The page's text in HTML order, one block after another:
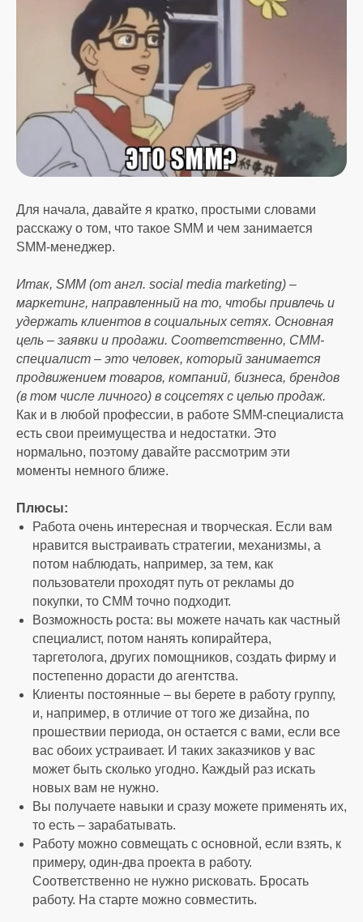
Для начала, давайте я кратко, простыми словами
расскажу о том, что такое SMM и чем занимается
SMM-менеджер.
Итак, SMM (от англ. social media marketing) –
маркетинг, направленный на то, чтобы привлечь и
удержать клиентов в социальных сетях. Основная
цель – заявки и продажи. Соответственно, СММ-
специалист – это человек, который занимается
продвижением товаров, компаний, бизнеса, брендов
(в том числе личного) в соцсетях с целью продаж.
Как и в любой профессии, в работе SMM-специалиста
есть свои преимущества и недостатки. Это
нормально, поэтому давайте рассмотрим эти
моменты немного ближе.
Плюсы:
Работа очень интересная и творческая. Если вам
нравится выстраивать стратегии, механизмы, а
потом наблюдать, например, за тем, как
пользователи проходят путь от рекламы до
покупки, то СММ точно подходит.
Возможность роста: вы можете начать как частный
специалист, потом нанять копирайтера,
таргетолога, других помощников, создать фирму и
постепенно дорасти до агентства.
Клиенты постоянные – вы берете в работу группу,
и, например, в отличие от того же дизайна, по
прошествии периода, он остается с вами, если все
вас обоих устраивает. И таких заказчиков у вас
может быть сколько угодно. Каждый раз искать
новых вам не нужно.
Вы получаете навыки и сразу можете применять их,
то есть – зарабатывать.
Работу можно совмещать с основной, если взять, к
примеру, один-два проекта в работу.
Соответственно не нужно рисковать. Бросать
работу. На старте можно совместить.